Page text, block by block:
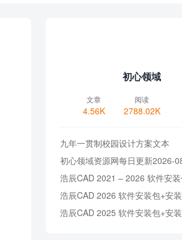
初心领域
文章
4.56K
阅读
2788.02K
九年一贯制校园设计方案文本
初心领域资源网每日更新2026-
浩辰CAD 2026 软件安装包+安
浩辰CAD 2025 软件安装包+安